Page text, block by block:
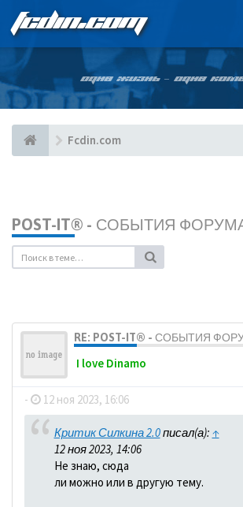
FCDIN.COM
ОДНА ЖИЗНЬ – ОДНА
Fcdin.com
POST-IT® - СОБЫТИЯ
RE: POST-IT® - СОБЫТИЯ
I love Dinamo
- 12 ноя 2023, 16:06
Критик Силкина 2.0писал(а): ↑
12 ноя 2023, 14:06
Не знаю, сюда
ли можно или в другую тему.